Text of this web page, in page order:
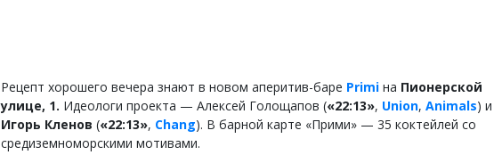
Рецепт хорошего вечера знают в новом аперитив-баре Primi на Пионерской
улице, 1. Идеологи проекта — Алексей Голощапов («22:13», Union, Animals) и
Игорь Кленов («22:13», Chang). В барной карте «Прими» — 35 коктейлей со
средиземноморскими мотивами.